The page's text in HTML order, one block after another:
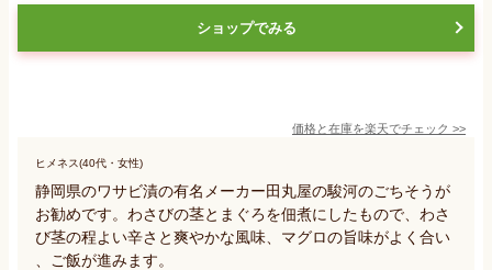
ショップでみる
価格と在庫を楽天でチェック >>
ヒメネス(40代・女性)
静岡県のワサビ漬の有名メーカー田丸屋の駿河のごちそうが
お勧めです。わさびの茎とまぐろを佃煮にしたもので、わさ
び茎の程よい辛さと爽やかな風味、マグロの旨味がよく合い
、ご飯が進みます。